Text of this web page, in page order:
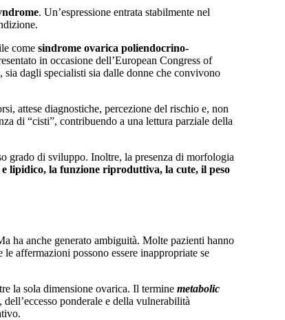
. Un’espressione entrata stabilmente nel
come sindrome ovarica poliendocrino-
in occasione dell’European Congress of
dagli specialisti sia dalle donne che convivono
attese diagnostiche, percezione del rischio e, non
di “cisti”, contribuendo a una lettura parziale della
grado di sviluppo. Inoltre, la presenza di morfologia
lipidico, la funzione riproduttiva, la cute, il peso
ha anche generato ambiguità. Molte pazienti hanno
affermazioni possono essere inappropriate se
la sola dimensione ovarica. Il termine metabolic
ponderale e della vulnerabilità